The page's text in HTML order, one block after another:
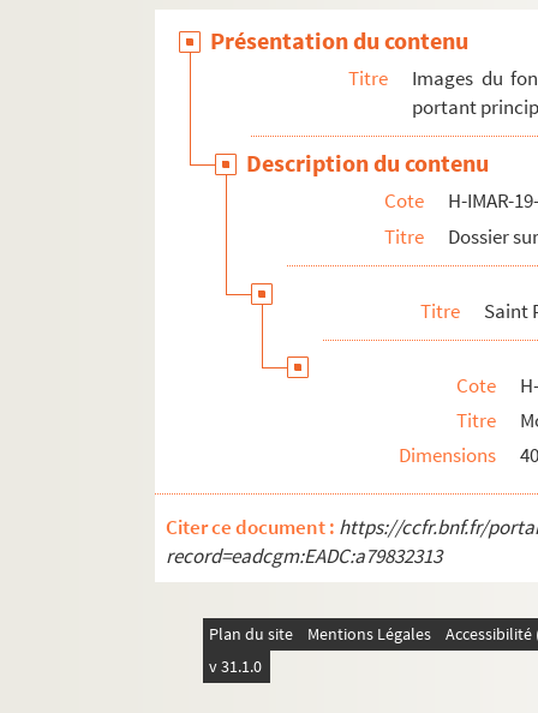
Saint Mathieu
H-IMAR-22-1-1. Grand tableau
Pomey - Saint Goar d'Arneke
Les saints martyrs Greogory et
Les saints "Septem Dormientes"
Les saints martyrs
Sainte Marie, sainte Marthe et autres
H-IMAR-22-11-65. AVCtor Fratrum
H-IMAR-22-13-67. Les dix milles
H-IMAR-22-14-68. Incipit prologus
H-IMAR-22-15-69. Nouvelles fleurs des
Calendrier des saints
Présentation du contenu
Titre
Images du
portant
Description du contenu
Cote
H-IMAR-
Titre
Dossier
Titre Saint
Cote
Titre
Dimensions
Citer ce document : https://ccfr.bnf.fr/
record=eadcgm:EADC:a79832313
Plan du site Mentions Légales
v 31.1.0